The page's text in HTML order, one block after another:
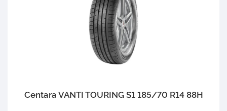
Centara VANTI TOURING S1 185/70 R14 88H